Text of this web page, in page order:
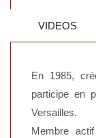
VIDEOS
En 1985,
participe en
Versailles.
Membre